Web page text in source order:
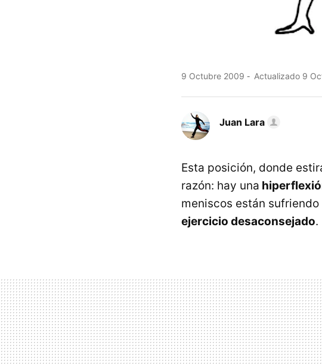
9 Octubre 2009 Actualizado 9
Juan Lara
Esta posición, donde
razón: hay una
meniscos están
ejercicio desaconsejado.